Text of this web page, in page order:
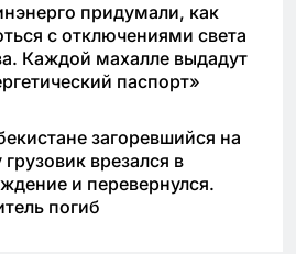
придумали, как
с отключениями света
Каждой махалле выдадут
паспорт»
загоревшийся на
грузовик врезался в
и перевернулся.
погиб